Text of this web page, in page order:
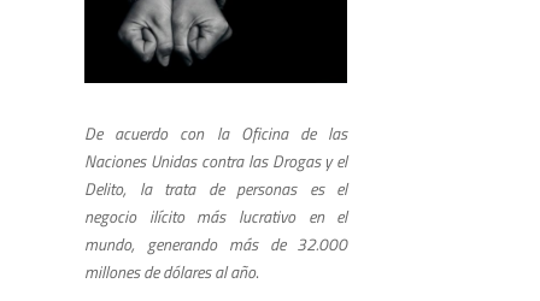
De acuerdo con la Oficina de las
Naciones Unidas contra las Drogas y el
Delito, la trata de personas es el
negocio ilícito más lucrativo en el
mundo, generando más de 32.000
millones de dólares al año.